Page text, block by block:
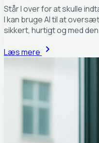
Står I over for at skulle
I kan bruge AI til at
sikkert, hurtigt og med
Læs mere chevron_right